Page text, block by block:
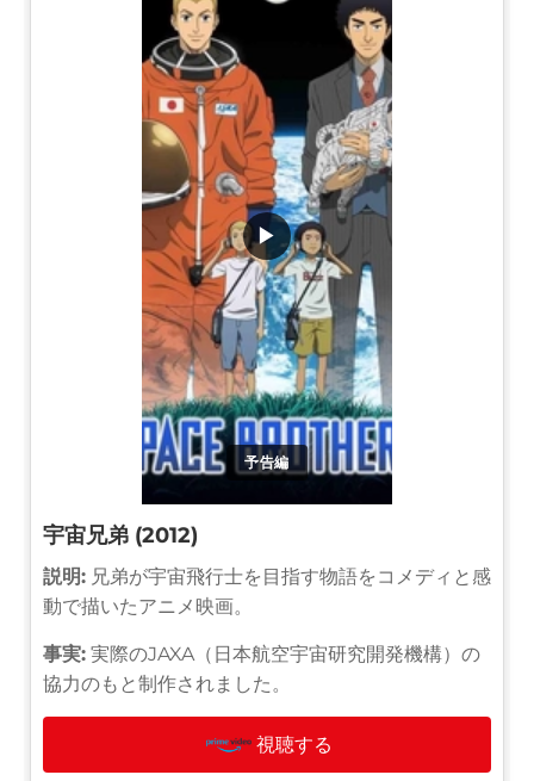
予告編
▶
宇宙兄弟 (2012)
説明: 兄弟が宇宙飛行士を目指す物語をコメディと感
動で描いたアニメ映画。
事実: 実際のJAXA（日本航空宇宙研究開発機構）の
協力のもと制作されました。
視聴する